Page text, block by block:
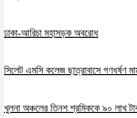
ঢাকা-আরিচা মহাসড়ক অবরোধ
সিলেট এমসি কলেজ ছাত্রাবাসে গণধর্ষণ
খুলনা অঞ্চলের তিনশ শ্রমিককে ৯০ লাখ